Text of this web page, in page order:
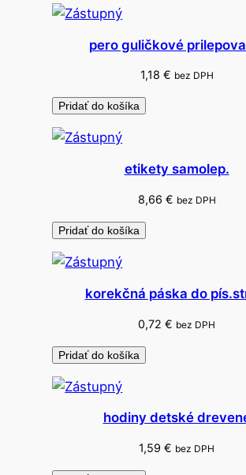
u
2
0
g
pero guličkové
1,18 € bez DPH
Pridať do košíka
etikety samolep.
8,66 € bez DPH
Pridať do košíka
korekčná páska do
0,72 € bez DPH
Pridať do košíka
hodiny detské
1,59 € bez DPH